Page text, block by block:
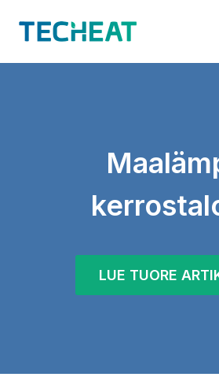
sisältöön
LUE TUORE